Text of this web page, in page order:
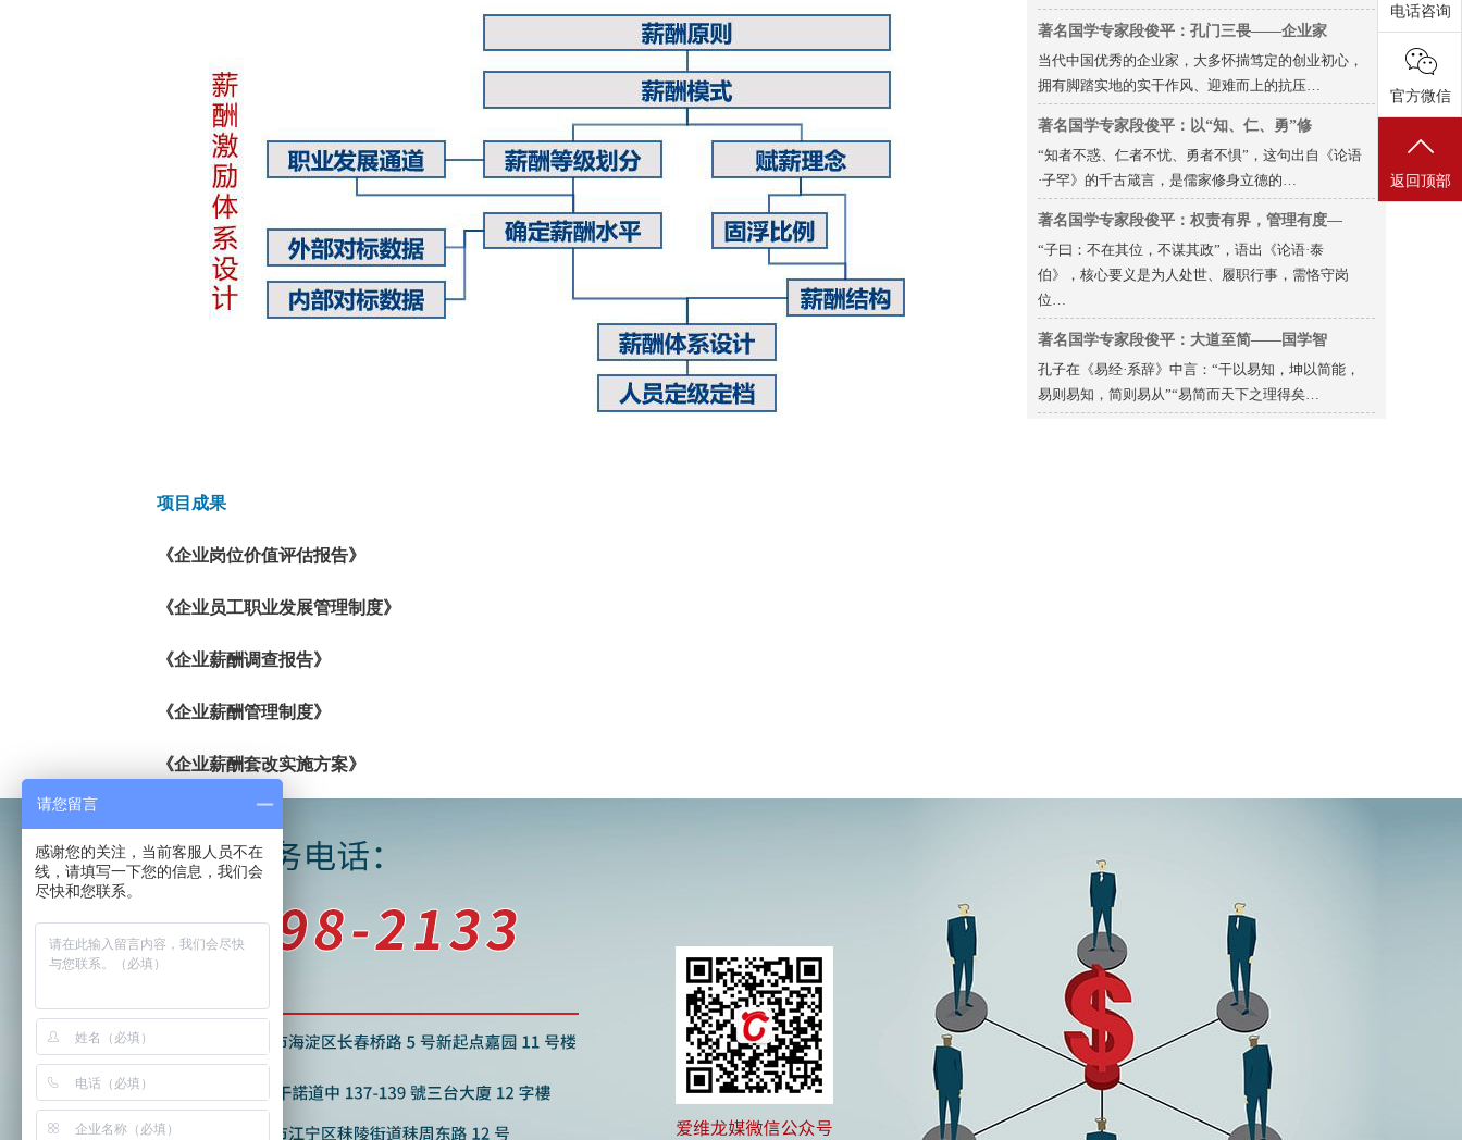
项目成果
《企业岗位价值评估报告》
《企业员工职业发展管理制度》
《企业薪酬调查报告》
《企业薪酬管理制度》
《企业薪酬套改实施方案》
著名国学专家段俊平：孔门三畏——企业家
当代中国优秀的企业家，大多怀揣笃定的创业初心，
拥有脚踏实地的实干作风、迎难而上的抗压…
著名国学专家段俊平：以“知、仁、勇”修
“知者不惑、仁者不忧、勇者不惧”，这句出自《论语
·子罕》的千古箴言，是儒家修身立德的…
著名国学专家段俊平：权责有界，管理有度—
“子曰：不在其位，不谋其政”，语出《论语·泰
伯》，核心要义是为人处世、履职行事，需恪守岗
位…
著名国学专家段俊平：大道至简——国学智
孔子在《易经·系辞》中言：“干以易知，坤以简能，
易则易知，简则易从”“易简而天下之理得矣…
电话咨询
官方微信
返回顶部
请您留言
感谢您的关注，当前客服人员不在
线，请填写一下您的信息，我们会
尽快和您联系。